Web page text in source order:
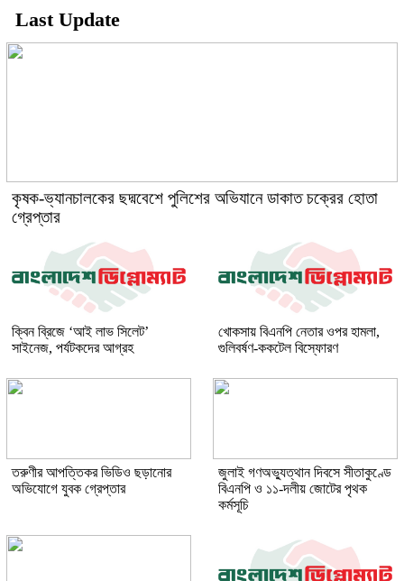
Last Update
কৃষক-ভ্যানচালকের ছদ্মবেশে পুলিশের অভিযানে ডাকাত চক্রের হোতা
গ্রেপ্তার
ক্বিন ব্রিজে ‘আই লাভ সিলেট’
সাইনেজ, পর্যটকদের আগ্রহ
খোকসায় বিএনপি নেতার ওপর হামলা,
গুলিবর্ষণ-ককটেল বিস্ফোরণ
তরুণীর আপত্তিকর ভিডিও ছড়ানোর
অভিযোগে যুবক গ্রেপ্তার
জুলাই গণঅভ্যুত্থান দিবসে সীতাকুণ্ডে
বিএনপি ও ১১-দলীয় জোটের পৃথক
কর্মসূচি